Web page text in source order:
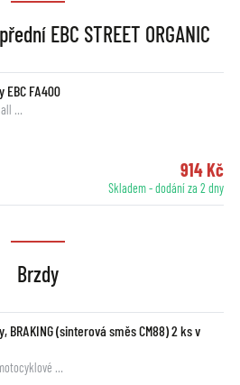
EBC STREET ORGANIC
FA400
all …
914 Kč
Skladem - dodání za 2 dny
Brzdy
BRAKING (sinterová směs CM88) 2 ks v
…